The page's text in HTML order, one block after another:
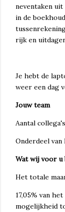
neventaken
in de
rijk en
Je hebt de
weer een dag
Jouw team
Aantal
Onderdeel
Wat wij voor u
Het totale
17,05% van
mogelijkheid